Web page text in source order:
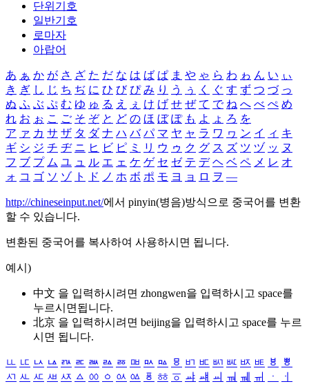
단위기호
일반기호
로마자
아랍어
あ ぁ か が さ ざ た だ な は ば ぱ ま や ゃ ら わ ゎ ん い ぃ
き ぎ し じ ち ぢ に ひ び ぴ み り う ぅ く ぐ す ず つ づ っ
ぬ ふ ぶ ぷ む ゆ ゅ る え ぇ け げ せ ぜ て で ね へ べ ぺ め
れ お ぉ こ ご そ ぞ と ど の ほ ぼ ぽ も よ ょ ろ を
ア ァ カ サ ザ タ ダ ナ ハ バ パ マ ヤ ャ ラ ワ ヮ ン イ ィ キ
ギ シ ジ チ ヂ ニ ヒ ビ ピ ミ リ ウ ゥ ク グ ス ズ ツ ヅ ッ ヌ
フ ブ プ ム ユ ュ ル エ ェ ケ ゲ セ ゼ テ デ ヘ ベ ペ メ レ オ
ォ コ ゴ ソ ゾ ト ド ノ ホ ボ ポ モ ヨ ョ ロ ヲ ―
http://chineseinput.net/에서 pinyin(병음)방식으로 중국어를 변환
할 수 있습니다.
변환된 중국어를 복사하여 사용하시면 됩니다.
예시)
中文 을 입력하시려면 zhongwen을 입력하시고 space를
누르시면됩니다.
北京 을 입력하시려면 beijing을 입력하시고 space를 누르
시면 됩니다.
ㅥ ㅦ ㅧ ㅨ ㅩ ㅪ ㅫ ㅬ ㅭ ㅮ ㅯ ㅰ ㅱ ㅲ ㅳ ㅴ ㅵ ㅶ ㅷ ㅸ
ㅹ
ㅺ ㅻ ㅼ ㅽ ㅾ ㅿ ㆀ ㆁ ㆂ ㆃ ㆄ ㆅ ㆆ ㆇ ㆈ ㆉ ㆊ ㆋ ㆌ ㆍ
ㆎ